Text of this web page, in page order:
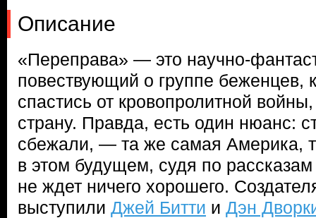
Описание
«Переправа» — это научно-
повествующий о группе беженцев,
спастись от кровопролитной
страну. Правда, есть один нюанс:
сбежали, — та же самая Америка,
в этом будущем, судя по
не ждет ничего хорошего.
выступили Джей Битти и Дэн